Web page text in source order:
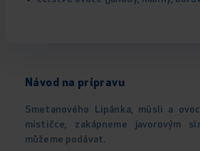
Návod na prípravu
Smetanového Lipánka, müsli a
mističce, zakápneme javorovým
můžeme podávat.